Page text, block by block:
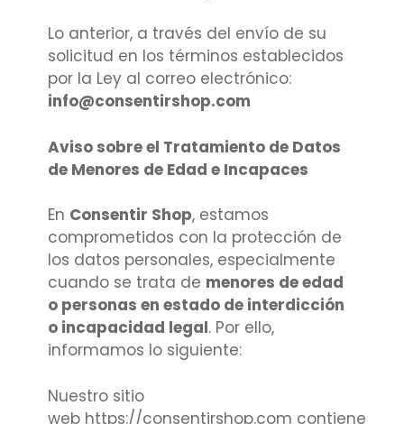
Lo anterior, a través del envío de su
solicitud en los términos establecidos
por la Ley al correo electrónico:
info@consentirshop.com
Aviso sobre el Tratamiento de Datos
de Menores de Edad e Incapaces
En Consentir Shop, estamos
comprometidos con la protección de
los datos personales, especialmente
cuando se trata de menores de edad
o personas en estado de interdicción
o incapacidad legal. Por ello,
informamos lo siguiente:
Nuestro sitio
web https://consentirshop.com contiene